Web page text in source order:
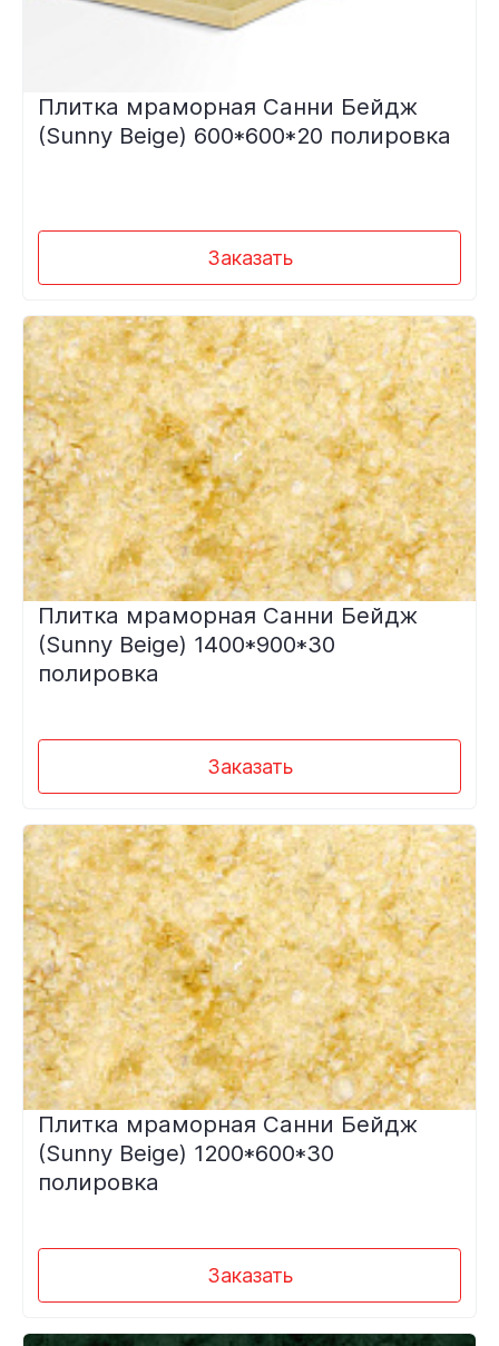
Плитка мраморная Санни Бейдж
(Sunny Beige) 600*600*20 полировка
Заказать
Плитка мраморная Санни Бейдж
(Sunny Beige) 1400*900*30
полировка
Заказать
Плитка мраморная Санни Бейдж
(Sunny Beige) 1200*600*30
полировка
Заказать